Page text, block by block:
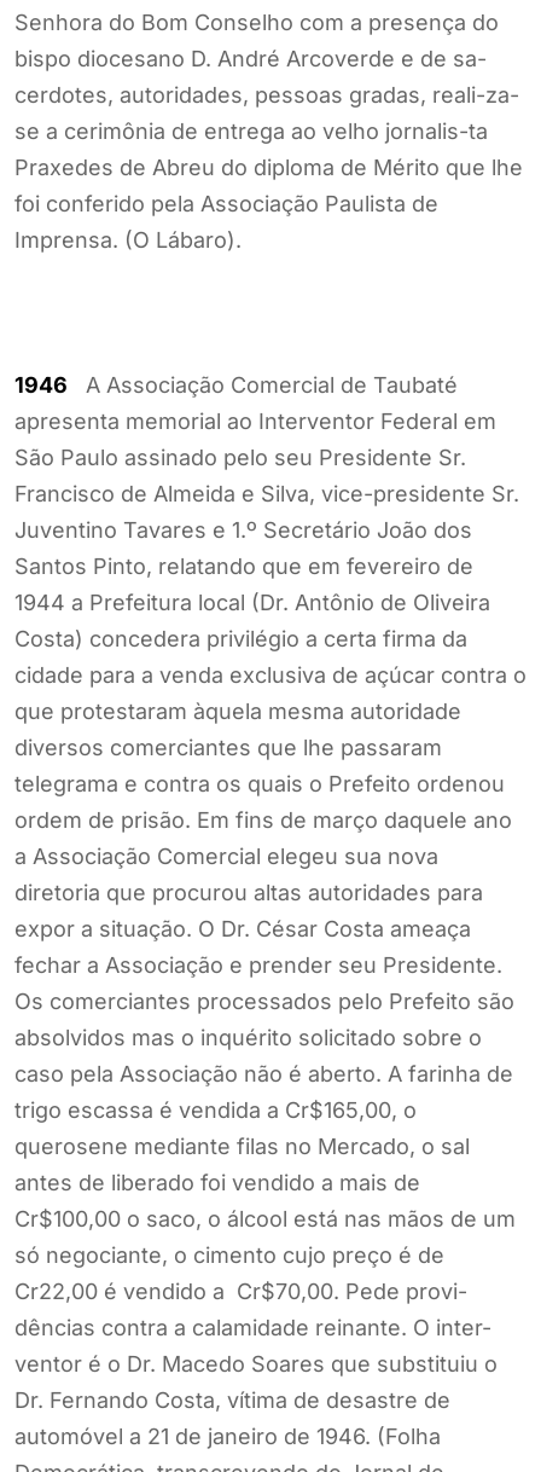
Senhora do Bom Conselho com a presença do
bispo diocesano D. André Arcoverde e de sa-
cerdotes, autoridades, pessoas gradas, reali-za-
se a cerimônia de entrega ao velho jornalis-ta
Praxedes de Abreu do diploma de Mérito que lhe
foi conferido pela Associação Paulista de
Imprensa. (O Lábaro).
1946 A Associação Comercial de Taubaté
apresenta memorial ao Interventor Federal em
São Paulo assinado pelo seu Presidente Sr.
Francisco de Almeida e Silva, vice-presidente Sr.
Juventino Tavares e 1.º Secretário João dos
Santos Pinto, relatando que em fevereiro de
1944 a Prefeitura local (Dr. Antônio de Oliveira
Costa) concedera privilégio a certa firma da
cidade para a venda exclusiva de açúcar contra o
que protestaram àquela mesma autoridade
diversos comerciantes que lhe passaram
telegrama e contra os quais o Prefeito ordenou
ordem de prisão. Em fins de março daquele ano
a Associação Comercial elegeu sua nova
diretoria que procurou altas autoridades para
expor a situação. O Dr. César Costa ameaça
fechar a Associação e prender seu Presidente.
Os comerciantes processados pelo Prefeito são
absolvidos mas o inquérito solicitado sobre o
caso pela Associação não é aberto. A farinha de
trigo escassa é vendida a Cr$165,00, o
querosene mediante filas no Mercado, o sal
antes de liberado foi vendido a mais de
Cr$100,00 o saco, o álcool está nas mãos de um
só negociante, o cimento cujo preço é de
Cr22,00 é vendido a Cr$70,00. Pede provi-
dências contra a calamidade reinante. O inter-
ventor é o Dr. Macedo Soares que substituiu o
Dr. Fernando Costa, vítima de desastre de
automóvel a 21 de janeiro de 1946. (Folha